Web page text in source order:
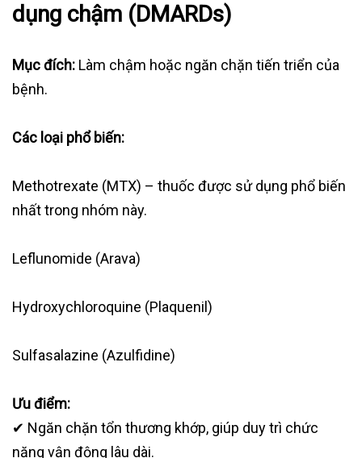
dụng chậm (DMARDs)
Mục đích: Làm chậm hoặc ngăn chặn tiến triển của
bệnh.
Các loại phổ biến:
Methotrexate (MTX) – thuốc được sử dụng phổ biến
nhất trong nhóm này.
Leflunomide (Arava)
Hydroxychloroquine (Plaquenil)
Sulfasalazine (Azulfidine)
Ưu điểm:
✔ Ngăn chặn tổn thương khớp, giúp duy trì chức
năng vận động lâu dài.